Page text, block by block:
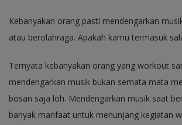
Kebanyakan orang pasti mendengarkan
atau berolahraga. Apakah kamu termasuk
Ternyata kebanyakan orang yang workout
mendengarkan musik bukan semata mata
bosan saja loh. Mendengarkan musik saat
banyak manfaat untuk menunjang kegiatan